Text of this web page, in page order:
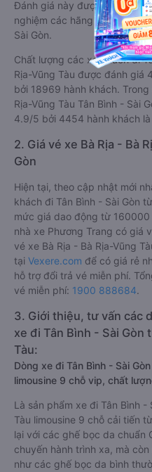
Đánh giá này được viết trực
nghiệm các hãng Xe Bà Rịa -
Sài Gòn.
Chất lượng các xe khách đi
Rịa-Vũng Tàu được đánh giá
bởi 18969 hành khách.
Rịa-Vũng Tàu Tân Bình - Sài
4.9/5 bởi 4454 hành khách là
2. Giá vé xe Bà Rịa - Bà
Gòn
Hiện tại, theo cập nhật mới
khách đi Tân Bình - Sài Gòn
mức giá dao động từ
nhà xe Phương Trang có giá
vé xe Bà Rịa - Bà Rịa-Vũng
tại Vexere.com để có giá rẻ
hỗ trợ đổi trả vé miễn phí.
vé miễn phí: 1900 888684.
3. Giới thiệu, tư vấn các
xe đi Tân Bình - Sài Gòn
Tàu:
Dòng xe đi Tân Bình - Sài
limousine 9 chỗ vip, chất
Là sản phẩm xe đi Tân Bình -
Tàu limousine 9 chỗ cải tiến
lại với các ghế bọc da chuẩn
chuyến hành trình xa, mà
như các ghế bọc da bình